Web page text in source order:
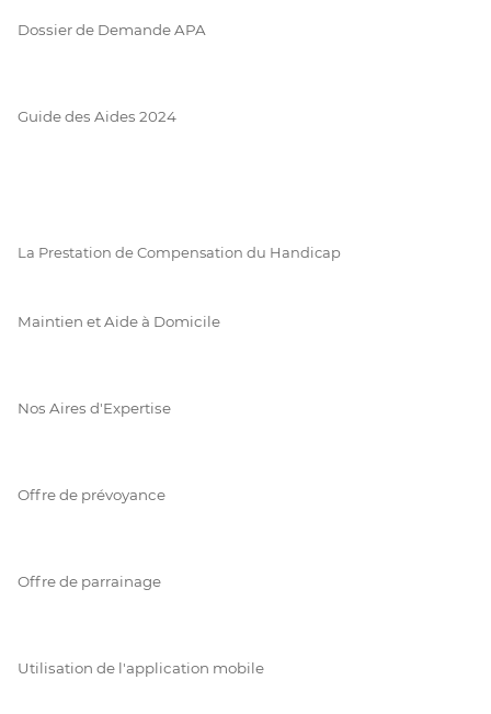
Dossier de Demande APA
Guide des Aides 2024
La Prestation de Compensation du Handicap
Maintien et Aide à Domicile
Nos Aires d'Expertise
Offre de prévoyance
Offre de parrainage
Utilisation de l'application mobile